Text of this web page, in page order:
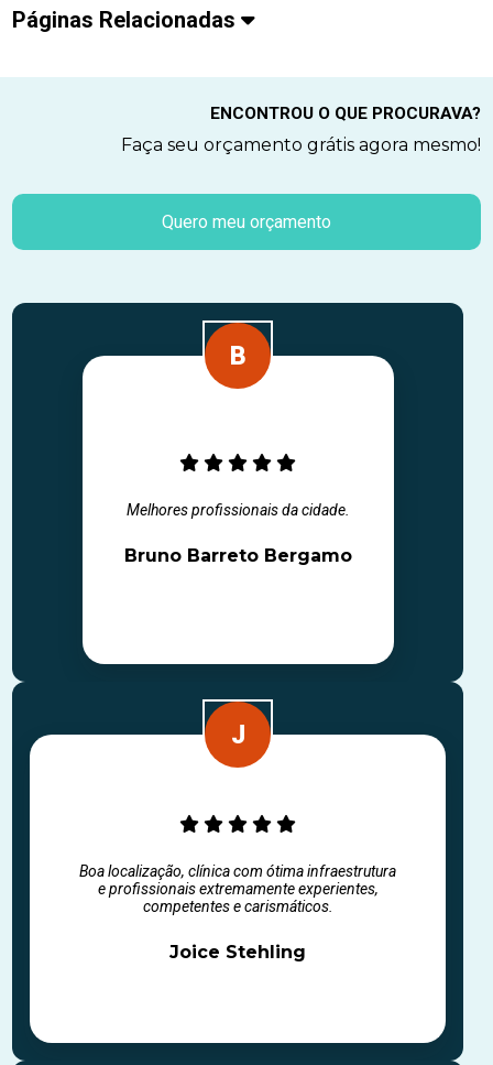
Páginas Relacionadas
ENCONTROU O QUE PROCURAVA?
Faça seu orçamento grátis agora mesmo!
Quero meu orçamento
Melhores profissionais da cidade.
Bruno Barreto Bergamo
Boa localização, clínica com ótima infraestrutura
e profissionais extremamente experientes,
competentes e carismáticos.
Joice Stehling